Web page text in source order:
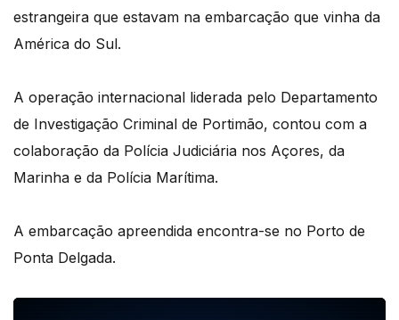
estrangeira que estavam na embarcação que vinha da
América do Sul.
A operação internacional liderada pelo Departamento
de Investigação Criminal de Portimão, contou com a
colaboração da Polícia Judiciária nos Açores, da
Marinha e da Polícia Marítima.
A embarcação apreendida encontra-se no Porto de
Ponta Delgada.